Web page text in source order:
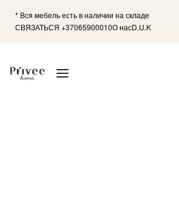
* Вся мебель есть в наличии на складе
СВЯЗАТЬСЯ +37065900010О насD.U.K